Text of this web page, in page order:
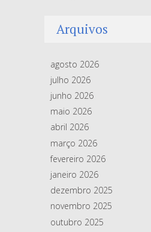
Arquivos
agosto 2026
julho 2026
junho 2026
maio 2026
abril 2026
março 2026
fevereiro 2026
janeiro 2026
dezembro 2025
novembro 2025
outubro 2025